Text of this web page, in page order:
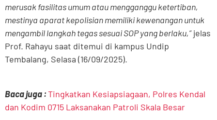
merusak fasilitas umum atau mengganggu ketertiban,
mestinya aparat kepolisian memiliki kewenangan untuk
mengambil langkah tegas sesuai SOP yang berlaku,”jelas
Prof. Rahayu saat ditemui di kampus Undip
Tembalang, Selasa (16/09/2025).
Baca juga :Tingkatkan Kesiapsiagaan, Polres Kendal
dan Kodim 0715 Laksanakan Patroli Skala Besar